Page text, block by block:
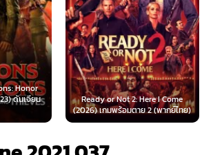
Ready or Not 2: Here I Come
(2026) เกมพร้อมตาย 2 (พากย์ไทย)
Now You